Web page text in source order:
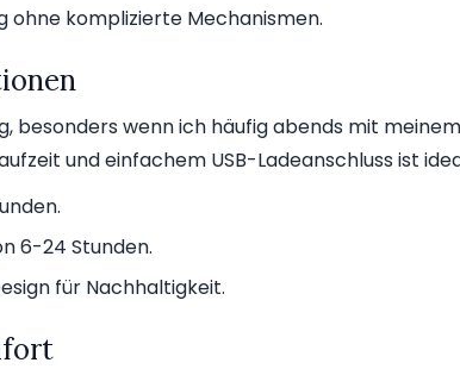
ohne komplizierte Mechanismen.
besonders wenn ich häufig abends mit
und einfachem USB-Ladeanschluss ist
6-24 Stunden.
für Nachhaltigkeit.